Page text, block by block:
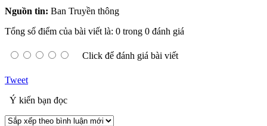
Nguồn tin: Ban Truyền thông
Tổng số điểm của bài viết là: 0 trong 0 đánh giá
Click để đánh giá bài viết
Tweet
Ý kiến bạn đọc